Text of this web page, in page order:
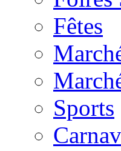
Fêtes
Sports